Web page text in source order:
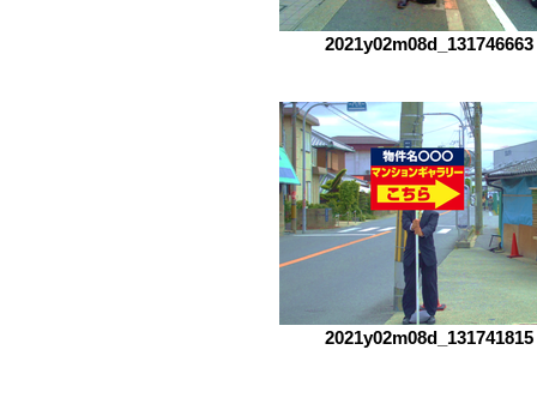
2021y02m08d_131746663
2021y02m08d_131741815